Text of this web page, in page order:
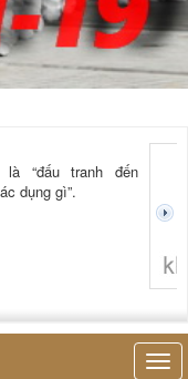
là “đấu tranh đến
dụng gì”.